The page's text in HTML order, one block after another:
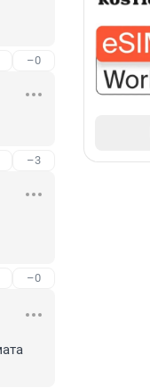
–0
–3
–0